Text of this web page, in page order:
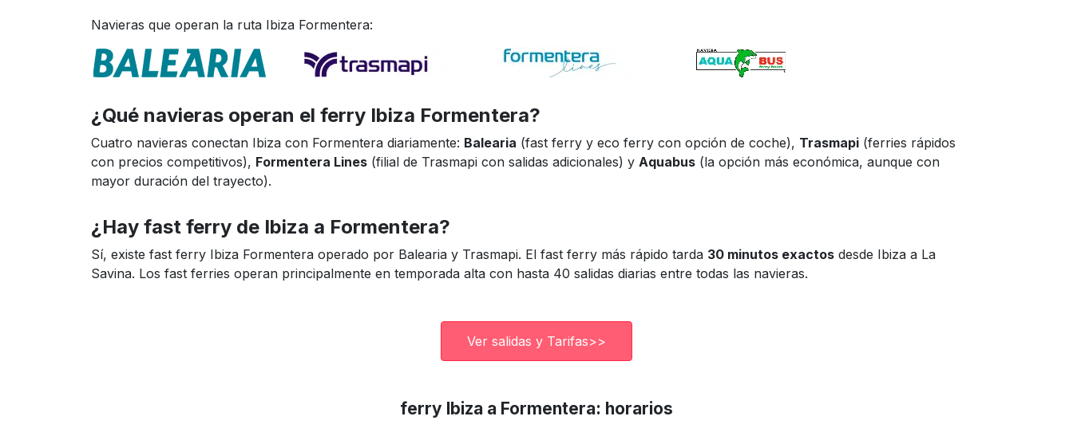
Navieras que operan la ruta Ibiza Formentera:
¿Qué navieras operan el ferry Ibiza Formentera?
Cuatro navieras conectan Ibiza con Formentera diariamente: Balearia (fast ferry y eco ferry con opción de coche), Trasmapi (ferries rápidos
con precios competitivos), Formentera Lines (filial de Trasmapi con salidas adicionales) y Aquabus (la opción más económica, aunque con
mayor duración del trayecto).
¿Hay fast ferry de Ibiza a Formentera?
Sí, existe fast ferry Ibiza Formentera operado por Balearia y Trasmapi. El fast ferry más rápido tarda 30 minutos exactos desde Ibiza a La
Savina. Los fast ferries operan principalmente en temporada alta con hasta 40 salidas diarias entre todas las navieras.
Ver salidas y Tarifas>>
ferry Ibiza a Formentera: horarios